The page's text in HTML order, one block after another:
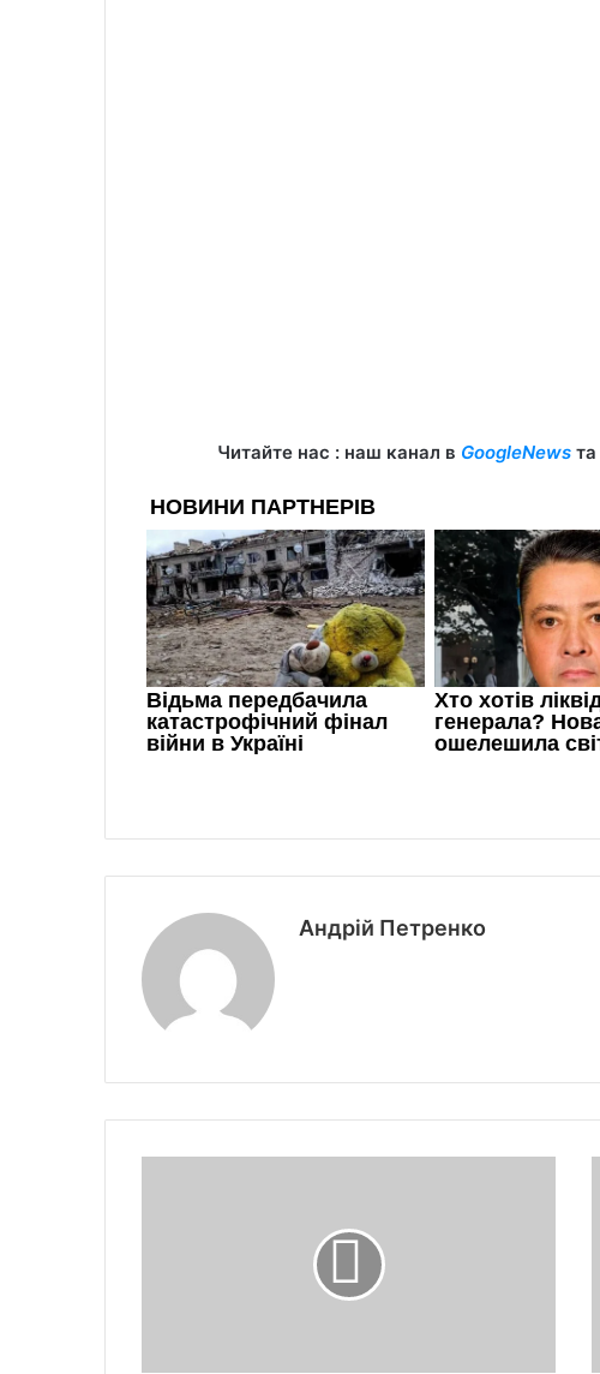
Читайте нас : наш канал в GoogleNewsта
Андрій Петренко